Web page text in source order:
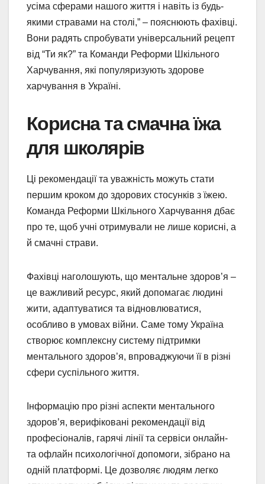
усіма сферами нашого життя і навіть із будь-
якими стравами на столі,” – пояснюють фахівці.
Вони радять спробувати універсальний рецепт
від “Ти як?” та Команди Реформи Шкільного
Харчування, які популяризують здорове
харчування в Україні.
Корисна та смачна їжа
для школярів
Ці рекомендації та уважність можуть стати
першим кроком до здорових стосунків з їжею.
Команда Реформи Шкільного Харчування дбає
про те, щоб учні отримували не лише корисні, а
й смачні страви.
Фахівці наголошують, що ментальне здоров’я –
це важливий ресурс, який допомагає людині
жити, адаптуватися та відновлюватися,
особливо в умовах війни. Саме тому Україна
створює комплексну систему підтримки
ментального здоров’я, впроваджуючи її в різні
сфери суспільного життя.
Інформацію про різні аспекти ментального
здоров’я, верифіковані рекомендації від
професіоналів, гарячі лінії та сервіси онлайн-
та офлайн психологічної допомоги, зібрано на
одній платформі. Це дозволяє людям легко